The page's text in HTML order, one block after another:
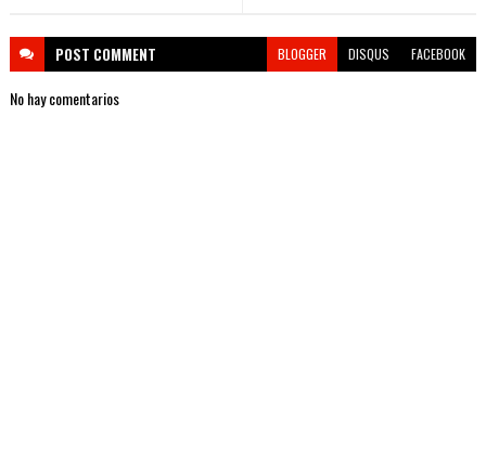
POST COMMENT BLOGGER DISQUS FACEBOOK
No hay comentarios